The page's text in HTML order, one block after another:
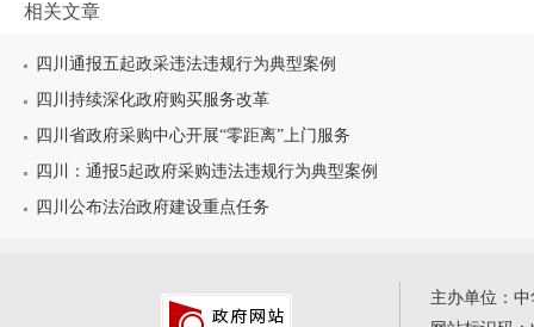
相关文章
四川通报五起政采违法违规行为典型案例
四川持续深化政府购买服务改革
四川省政府采购中心开展“零距离”上门服务
四川：通报5起政府采购违法违规行为典型案例
四川公布法治政府建设重点任务
主办单位：